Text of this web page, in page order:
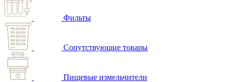
Фильты
Сопутствующие товары
Пищевые измельчители